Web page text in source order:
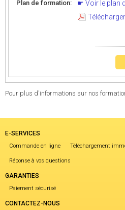
Plan de formation:
Voir le plan
Pour plus d'informations sur nos
E-SERVICES
Commande en ligne Téléchargement
Réponse à vos questions
GARANTIES
Paiement sécurisé
CONTACTEZ-NOUS